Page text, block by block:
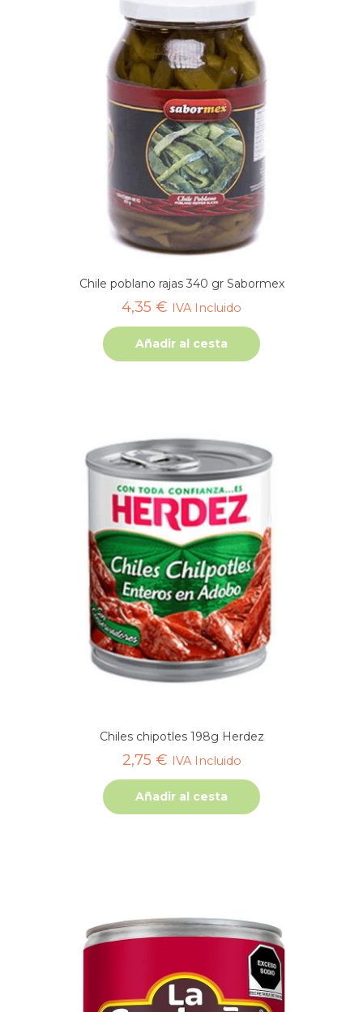
Chile poblano rajas 340 gr Sabormex
4,35 € IVA Incluido
Añadir al cesta
Chiles chipotles 198g Herdez
2,75 € IVA Incluido
Añadir al cesta